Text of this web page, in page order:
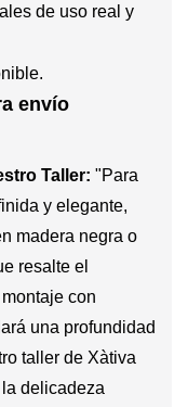
de uso real y
envío
Taller: "Para
y elegante,
madera negra o
resalte el
con
una profundidad
taller de Xàtiva
delicadeza